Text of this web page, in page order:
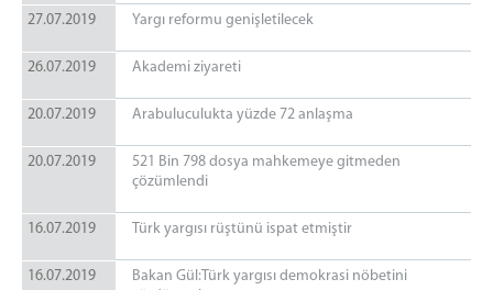
27.07.2019 Yargı reformu genişletilecek
26.07.2019 Akademi ziyareti
20.07.2019 Arabuluculukta yüzde 72 anlaşma
20.07.2019
521 Bin 798 dosya mahkemeye gitmeden
çözümlendi
16.07.2019 Türk yargısı rüştünü ispat etmiştir
16.07.2019
Bakan Gül:Türk yargısı demokrasi nöbetini